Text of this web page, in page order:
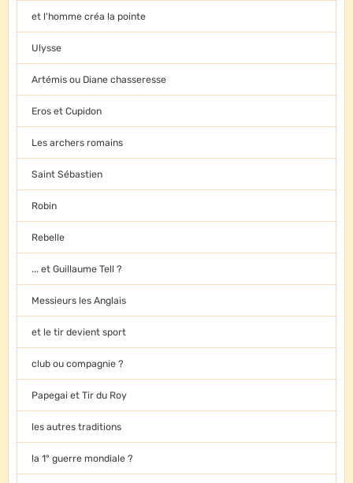
et l'homme créa la pointe
Ulysse
Artémis ou Diane chasseresse
Eros et Cupidon
Les archers romains
Saint Sébastien
Robin
Rebelle
... et Guillaume Tell ?
Messieurs les Anglais
et le tir devient sport
club ou compagnie ?
Papegai et Tir du Roy
les autres traditions
la 1° guerre mondiale ?